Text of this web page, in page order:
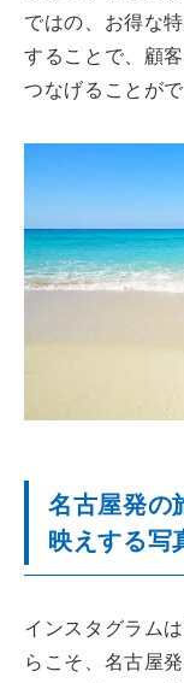
ではの、お得な
することで、顧
つなげることが
名古屋発の
映えする写
インスタグラム
らこそ、名古屋